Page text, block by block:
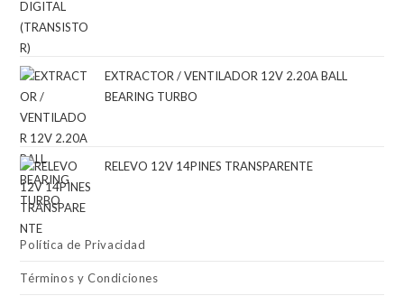
EXTRACTOR / VENTILADOR 12V 2.20A BALL
BEARING TURBO
RELEVO 12V 14PINES TRANSPARENTE
Política de Privacidad
Términos y Condiciones